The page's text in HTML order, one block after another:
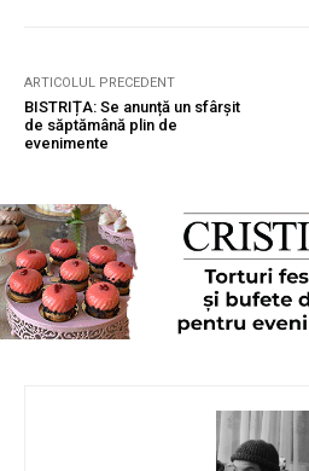
ARTICOLUL PRECEDENT
BISTRIȚA: Se anunță un sfârșit
de săptămână plin de
evenimente